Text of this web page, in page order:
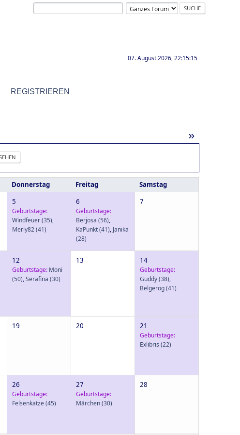
07. August 2026, 22:15:15
REGISTRIEREN
»
Donnerstag Freitag Samstag
5
Geburtstage:
Windfeuer(35),
Merly82(41)
6
Geburtstage:
Berjosa (56),
KaPunkt(41), Janika
(28)
7
12
Geburtstage: Moni
(50),Serafina (30)
13 14
Geburtstage:
Guddy(38),
Belgerog(41)
19 20 21
Geburtstage:
Exlibris (22)
26
Geburtstage:
Felsenkatze(45)
27
Geburtstage:
Märchen(30)
28